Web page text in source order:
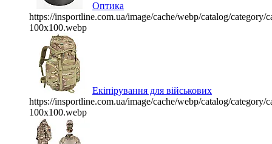
Оптика
https://insportline.com.ua/image/cache/webp/catalog/category/
100x100.webp
Екіпірування для військових
https://insportline.com.ua/image/cache/webp/catalog/category/
100x100.webp